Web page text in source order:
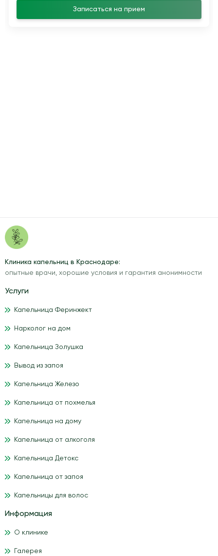
Записаться на прием
Клиника капельниц в Краснодаре:
опытные врачи, хорошие условия и гарантия анонимности
Услуги
Капельница Феринжект
Нарколог на дом
Капельница Золушка
Вывод из запоя
Капельница Железо
Капельница от похмелья
Капельница на дому
Капельница от алкоголя
Капельница Детокс
Капельница от запоя
Капельницы для волос
Информация
О клинике
Галерея